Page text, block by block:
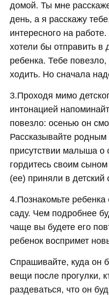
домой. Ты мне
день, а я расскажу
интересного на
хотели бы отправить в
ребенка. Тебе
ходить. Но сначала
3.Проходя мимо
интонацией
повезло: осенью он
Рассказывайте
присутствии малыша о
гордитесь своим
(ее) приняли в детский
4.Познакомьте
саду. Чем подробнее
чаще вы будете его
ребенок воспримет
Спрашивайте, куда он
вещи после прогулки,
раздеваться, что он